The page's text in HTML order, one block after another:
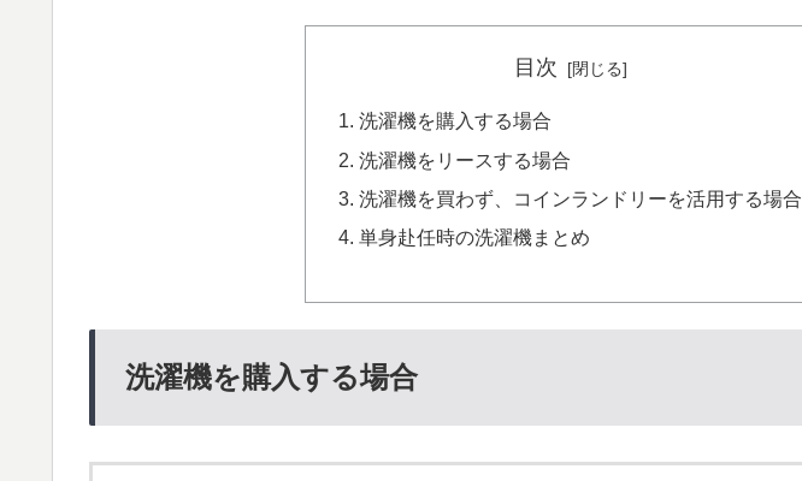
目次
洗濯機を購入する場合
洗濯機をリースする場合
洗濯機を買わず、コインランドリーを活用する場合
単身赴任時の洗濯機まとめ
洗濯機を購入する場合